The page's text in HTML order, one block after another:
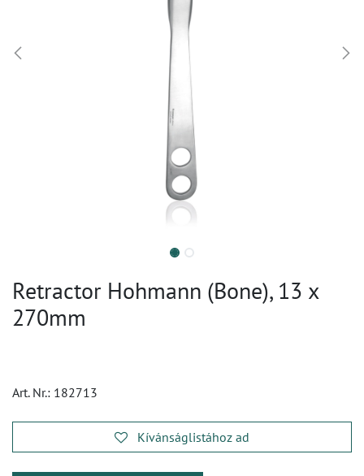
Retractor Hohmann (Bone), 13 x
270mm
Art. Nr.: 182713
Kívánságlistához ad